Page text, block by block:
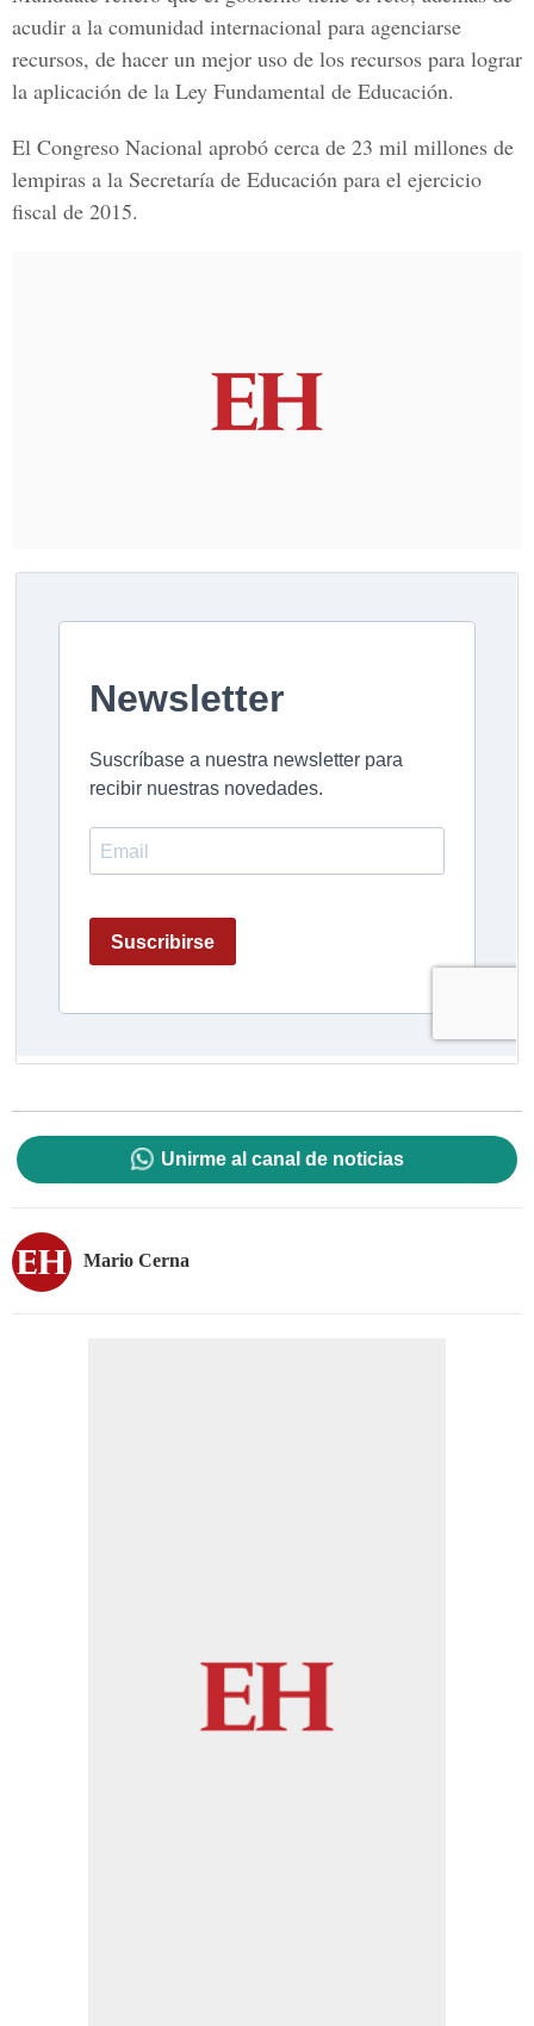
acudir a la comunidad internacional para agenciarse
recursos, de hacer un mejor uso de los recursos para lograr
la aplicación de la Ley Fundamental de Educación.
El Congreso Nacional aprobó cerca de 23 mil millones de
lempiras a la Secretaría de Educación para el ejercicio
fiscal de 2015.
Unirme al canal de noticias
Mario Cerna